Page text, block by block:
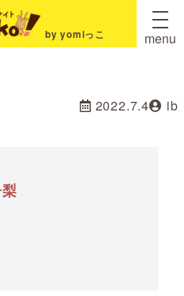
by yomiっこ menu
2022.7.4 ib
梨